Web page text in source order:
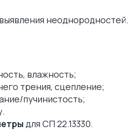
неоднородностей.
влажность;
трения, сцепление;
пучинистость;
для СП 22.13330.